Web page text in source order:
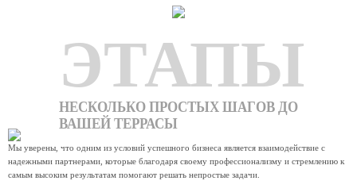
ЭТАПЫ
НЕСКОЛЬКО ПРОСТЫХ ШАГОВ ДО
ВАШЕЙ ТЕРРАСЫ
Мы уверены, что одним из условий успешного бизнеса является взаимодействие с
надежными партнерами, которые благодаря своему профессионализму и стремлению к
самым высоким результатам помогают решать непростые задачи.